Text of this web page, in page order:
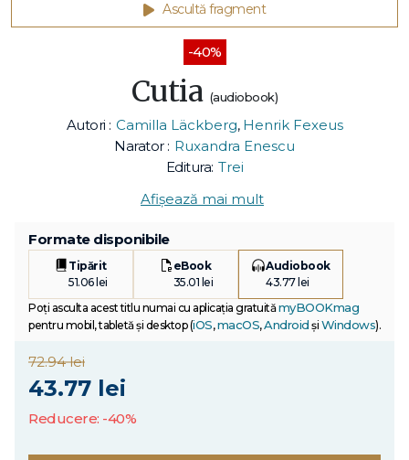
Ascultă fragment
-40%
Cutia (audiobook)
Autori : Camilla Läckberg, Henrik Fexeus
Narator : Ruxandra Enescu
Editura: Trei
Afișează mai mult
Formate disponibile
Tipărit
51.06 lei
eBook
35.01 lei
Audiobook
43.77 lei
Poți asculta acest titlu numai cu aplicația gratuitămyBOOKmag
pentru mobil, tabletă și desktop (iOS,macOS,Android și Windows).
72.94 lei
43.77 lei
Reducere: -40%